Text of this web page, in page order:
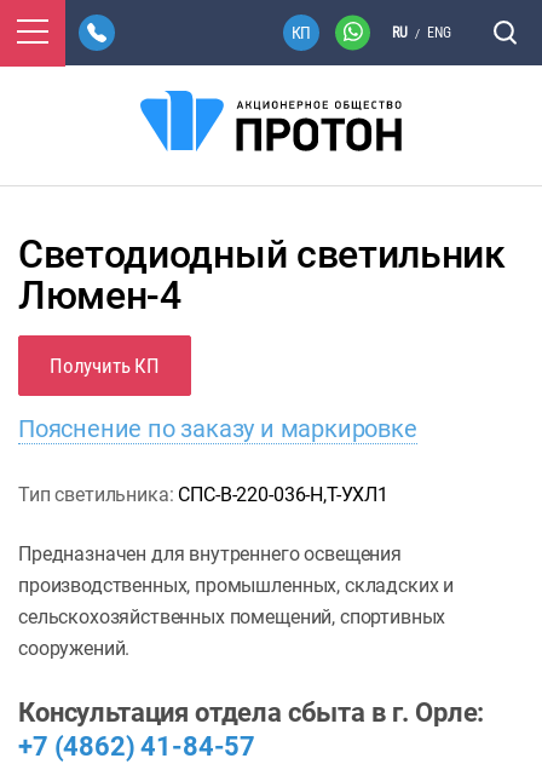
RU / ENG
Светодиодный светильник
Люмен-4
Получить КП
Пояснение по заказу и маркировке
Тип светильника: СПС-В-220-036-Н,Т-УХЛ1
Предназначен для внутреннего освещения
производственных, промышленных, складских и
сельскохозяйственных помещений, спортивных
сооружений.
Консультация отдела сбыта в г. Орле:
+7 (4862) 41-84-57